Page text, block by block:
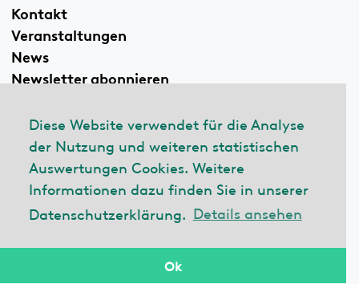
Diese Website verwendet für die Analyse
der Nutzung und weiteren statistischen
Auswertungen Cookies. Weitere
Informationen dazu finden Sie in unserer
Datenschutzerklärung. Details ansehen
Ok
Kontakt
Veranstaltungen
News
Newsletter abonnieren
Linkedin
© 2026 ecobau